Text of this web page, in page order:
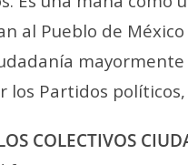
al Pueblo de
los Partidos
COLECTIVOS